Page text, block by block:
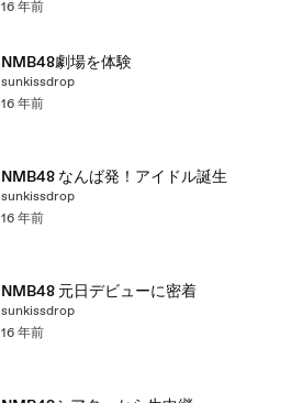
16 年前
NMB48劇場を体験
sunkissdrop
16 年前
NMB48 なんば発！アイドル誕生
sunkissdrop
16 年前
NMB48 元日デビューに密着
sunkissdrop
16 年前